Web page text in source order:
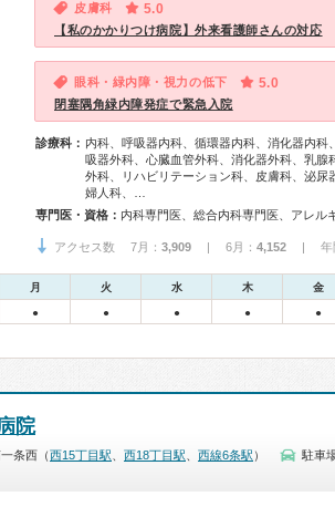
皮膚科 5.0
【私のかかりつけ病院】外来看護師さんの対応
眼科・緑内障・視力の低下 5.0
閉塞隅角緑内障発症で緊急入院
診療科： 内科、呼吸器内科、循環器内科、消化器内科
吸器外科、心臓血管外科、消化器外科、乳腺
外科、リハビリテーション科、皮膚科、泌尿
婦人科、…
専門医・資格：
アクセス数 7月： 3,909 | 6月： 4,152 | 年
月 火 水 木 金
● ● ● ● ●
院
条西（西15丁目駅 西18丁目駅 西線6条駅 ） 駐車